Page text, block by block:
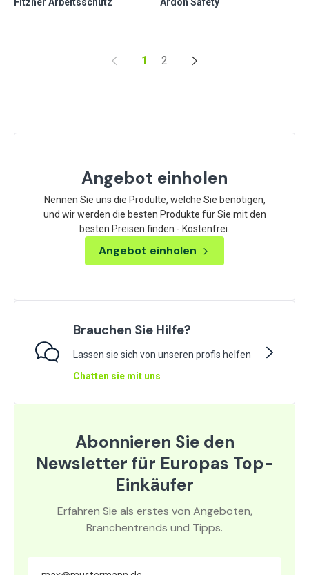
1 2
Angebot einholen
Nennen Sie uns die Produlte, welche Sie benötigen,
und wir werden die besten Produkte für Sie mit den
besten Preisen finden - Kostenfrei.
Angebot einholen
Brauchen Sie Hilfe?
Lassen sie sich von unseren profis helfen
Chatten sie mit uns
Abonnieren Sie den
Newsletter für Europas Top-
Einkäufer
Erfahren Sie als erstes von Angeboten,
Branchentrends und Tipps.